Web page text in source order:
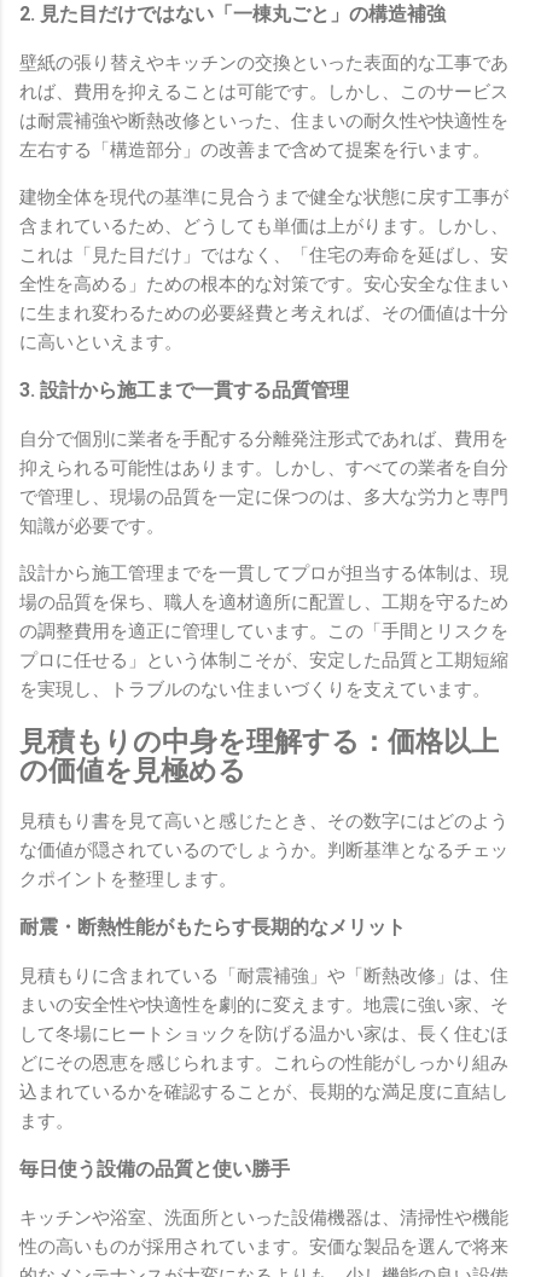
2. 見た目だけではない「一棟丸ごと」の構造補強
壁紙の張り替えやキッチンの交換といった表面的な工事であ
れば、費用を抑えることは可能です。しかし、このサービス
は耐震補強や断熱改修といった、住まいの耐久性や快適性を
左右する「構造部分」の改善まで含めて提案を行います。
建物全体を現代の基準に見合うまで健全な状態に戻す工事が
含まれているため、どうしても単価は上がります。しかし、
これは「見た目だけ」ではなく、「住宅の寿命を延ばし、安
全性を高める」ための根本的な対策です。安心安全な住まい
に生まれ変わるための必要経費と考えれば、その価値は十分
に高いといえます。
3. 設計から施工まで一貫する品質管理
自分で個別に業者を手配する分離発注形式であれば、費用を
抑えられる可能性はあります。しかし、すべての業者を自分
で管理し、現場の品質を一定に保つのは、多大な労力と専門
知識が必要です。
設計から施工管理までを一貫してプロが担当する体制は、現
場の品質を保ち、職人を適材適所に配置し、工期を守るため
の調整費用を適正に管理しています。この「手間とリスクを
プロに任せる」という体制こそが、安定した品質と工期短縮
を実現し、トラブルのない住まいづくりを支えています。
見積もりの中身を理解する：価格以上
の価値を見極める
見積もり書を見て高いと感じたとき、その数字にはどのよう
な価値が隠されているのでしょうか。判断基準となるチェッ
クポイントを整理します。
耐震・断熱性能がもたらす長期的なメリット
見積もりに含まれている「耐震補強」や「断熱改修」は、住
まいの安全性や快適性を劇的に変えます。地震に強い家、そ
して冬場にヒートショックを防げる温かい家は、長く住むほ
どにその恩恵を感じられます。これらの性能がしっかり組み
込まれているかを確認することが、長期的な満足度に直結し
ます。
毎日使う設備の品質と使い勝手
キッチンや浴室、洗面所といった設備機器は、清掃性や機能
性の高いものが採用されています。安価な製品を選んで将来